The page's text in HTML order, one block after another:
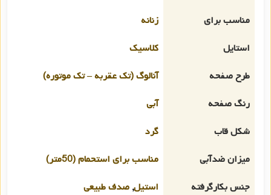
مناسب برای
زنانه
استایل
کلاسیک
طرح صفحه
آنالوگ (تک عقربه – تک موتوره)
رنگ صفحه
آبی
شکل قاب
گرد
میزان ضدآبی
مناسب برای استحمام (50متر)
جنس بکارگرفته
استیل, صدف طبیعی